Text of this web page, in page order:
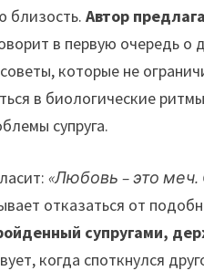
близость.Автор
в первую очередь о
которые не
в биологические
супруга.
«Любовь – это меч.
отказаться от
супругами,
когда споткнулся